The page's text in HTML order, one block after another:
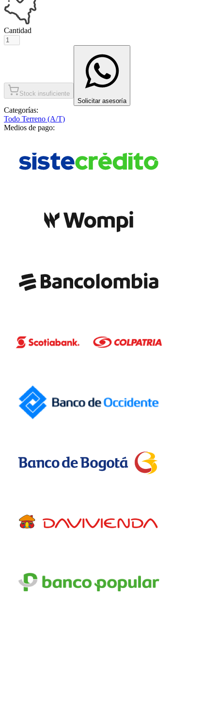
Cantidad
Stock insuficiente
Solicitar asesoría
Categorías:
Todo Terreno (A/T)
Medios de pago: